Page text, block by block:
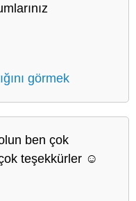
görmek
ben çok
çok teşekkürler ☺️